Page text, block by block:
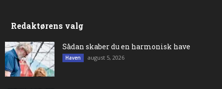
Redaktørens valg
Sådan skaber du en harmonisk have
Haven august 5, 2026